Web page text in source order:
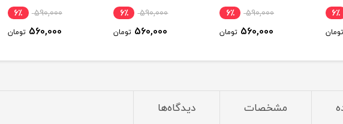
6٪
تومان
590,000 6٪
560,000 تومان
590,000 6٪
560,000 تومان
590,000 6٪
560,000 تومان
مشخصات دیدگاه‌ها